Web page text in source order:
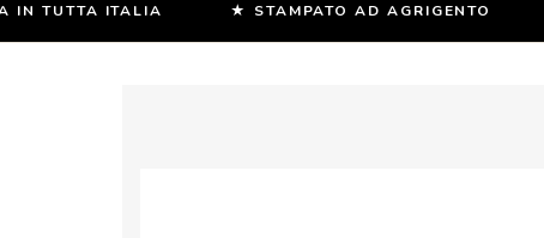
ITALIA ★ STAMPATO AD AGRIGENTO
Salta